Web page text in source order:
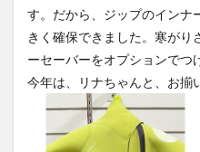
す。だから、ジップのインナ
きく確保できました。寒がり
ーセーバーをオプションでつ
今年は、リナちゃんと、お揃